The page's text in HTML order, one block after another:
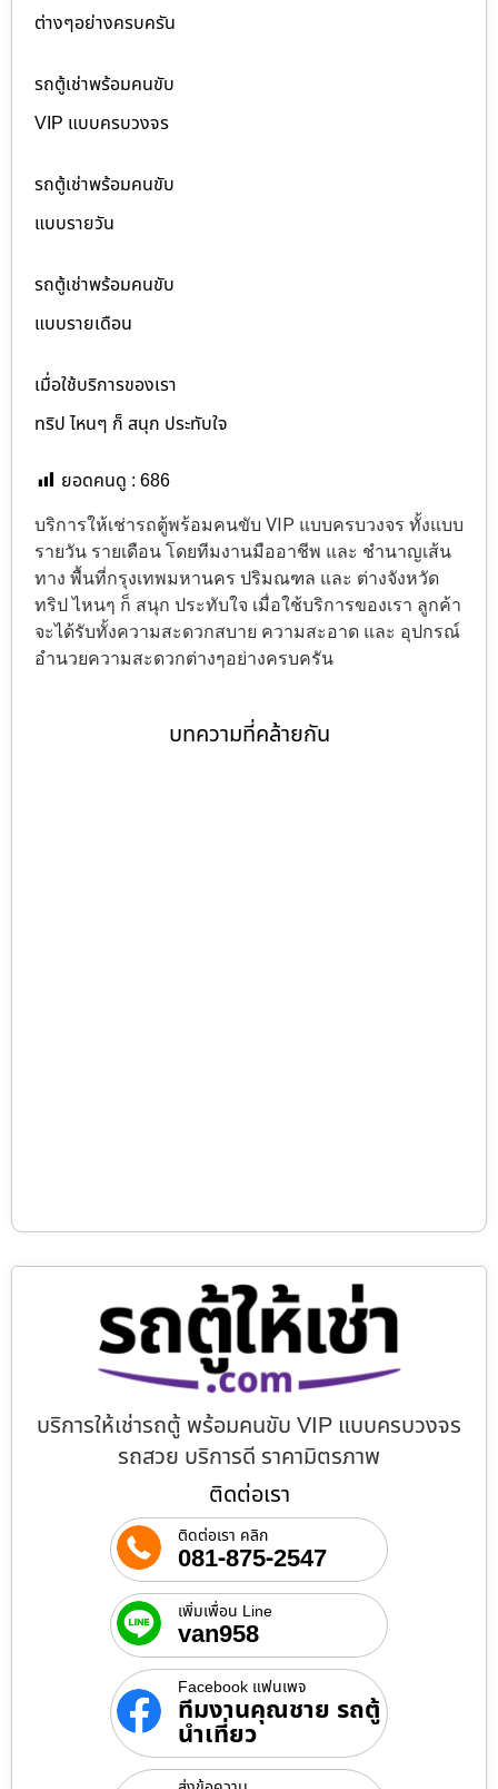
ต่างๆอย่างครบครัน
รถตู้เช่าพร้อมคนขับ
VIP แบบครบวงจร
รถตู้เช่าพร้อมคนขับ
แบบรายวัน
รถตู้เช่าพร้อมคนขับ
แบบรายเดือน
เมื่อใช้บริการของเรา
ทริป ไหนๆ ก็ สนุก ประทับใจ
ยอดคนดู : 686
บริการให้เช่ารถตู้พร้อมคนขับ VIP แบบครบวงจร ทั้งแบบ
รายวัน รายเดือน โดยทีมงานมืออาชีพ และ ชำนาญเส้น
ทาง พื้นที่กรุงเทพมหานคร ปริมณฑล และ ต่างจังหวัด
ทริป ไหนๆ ก็ สนุก ประทับใจ เมื่อใช้บริการของเรา ลูกค้า
จะได้รับทั้งความสะดวกสบาย ความสะอาด และ อุปกรณ์
อำนวยความสะดวกต่างๆอย่างครบครัน
บทความที่คล้ายกัน
บริการให้เช่ารถตู้ พร้อมคนขับ VIP แบบครบวงจร
รถสวย บริการดี ราคามิตรภาพ
ติดต่อเรา
ติดต่อเรา คลิก
081-875-2547
เพิ่มเพื่อน Line
van958
Facebook แฟนเพจ
ทีมงานคุณชาย รถตู้
นำเที่ยว